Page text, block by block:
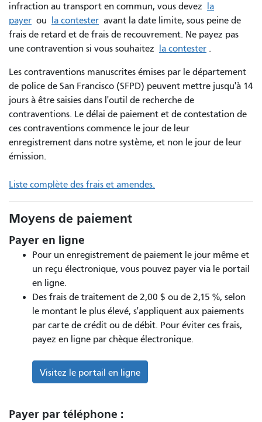
infraction au transport en commun, vous devez
la
payer ou la contester avant la date limite, sous peine de
frais de retard et de frais de recouvrement. Ne payez pas
une contravention si vous souhaitez
la contester .
Les contraventions manuscrites émises par le département
de police de San Francisco (SFPD) peuvent mettre jusqu'à 14
jours à être saisies dans l'outil de recherche de
contraventions. Le délai de paiement et de contestation de
ces contraventions commence le jour de leur
enregistrement dans notre système, et non le jour de leur
émission.
Liste complète des frais et amendes.
Moyens de paiement
Payer en ligne
Pour un enregistrement de paiement le jour même et
un reçu électronique, vous pouvez payer via le portail
en ligne.
Des frais de traitement de 2,00 $ ou de 2,15 %, selon
le montant le plus élevé, s'appliquent aux paiements
par carte de crédit ou de débit. Pour éviter ces frais,
payez en ligne par chèque électronique.
Visitez le portail en ligne
Payer par téléphone :